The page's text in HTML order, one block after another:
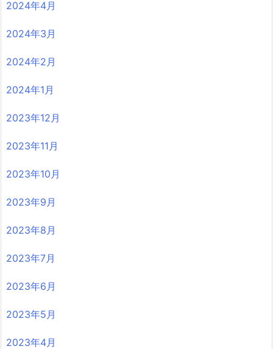
2024年4月
2024年3月
2024年2月
2024年1月
2023年12月
2023年11月
2023年10月
2023年9月
2023年8月
2023年7月
2023年6月
2023年5月
2023年4月